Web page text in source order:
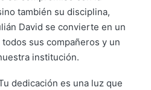
también su disciplina,
David se convierte en un
sus compañeros y un
institución.
dedicación es una luz que